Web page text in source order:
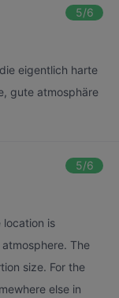
5/6
eigentlich harte
gute atmosphäre
5/6
location is
The
size. For the
else in